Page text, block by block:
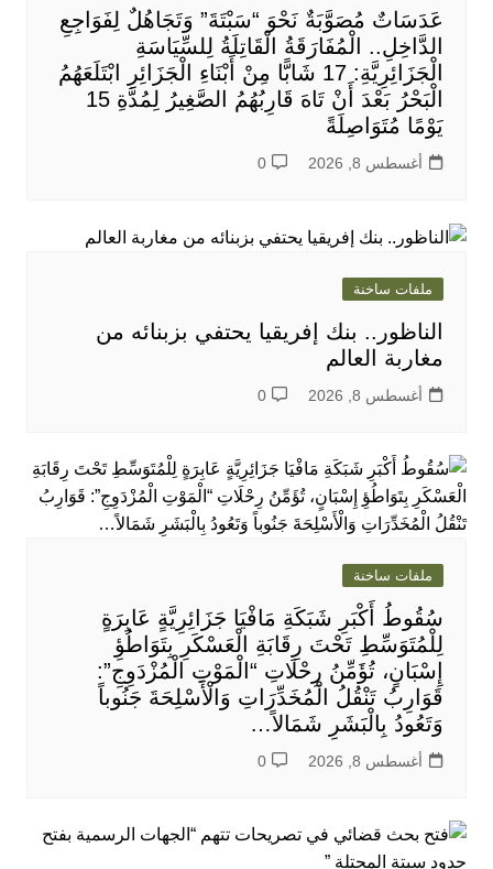
عَدَسَاتٌ مُصَوَّبَةٌ نَحْوَ “سَبْتَةَ” وَتَجَاهُلٌ لِفَوَاجِعِ
الدَّاخِلِ.. الْمُفَارَقَةُ الْقَاتِلَةُ لِلسِّيَاسَةِ
الْجَزَائِرِيَّةِ: 17 شَابًّا مِنْ أَبْنَاءِ الْجَزَائِرِ ابْتَلَعَهُمُ
الْبَحْرُ بَعْدَ أَنْ تَاهَ قَارِبُهُمُ الصَّغِيرُ لِمُدَّةِ 15
يَوْمًا مُتَوَاصِلَةً
أغسطس 8, 2026 0
ملفات ساخنة
الناظور.. بنك إفريقيا يحتفي بزبنائه من
مغاربة العالم
أغسطس 8, 2026 0
ملفات ساخنة
سُقُوطُ أَكْبَرِ شَبَكَةِ مَافْيَا جَزَائِرِيَّةٍ عَابِرَةٍ
لِلْمُتَوَسِّطِ تَحْتَ رِقَابَةِ الْعَسْكَرِ بِتَوَاطُؤِ
إِسْبَانٍ، تُؤَمِّنُ رِحْلَاتِ “الْمَوْتِ الْمُزْدَوِجِ”:
قَوَارِبُ تَنْقُلُ الْمُخَدِّرَاتِ وَالْأَسْلِحَةَ جَنُوباً
وَتَعُودُ بِالْبَشَرِ شَمَالاً…
أغسطس 8, 2026 0